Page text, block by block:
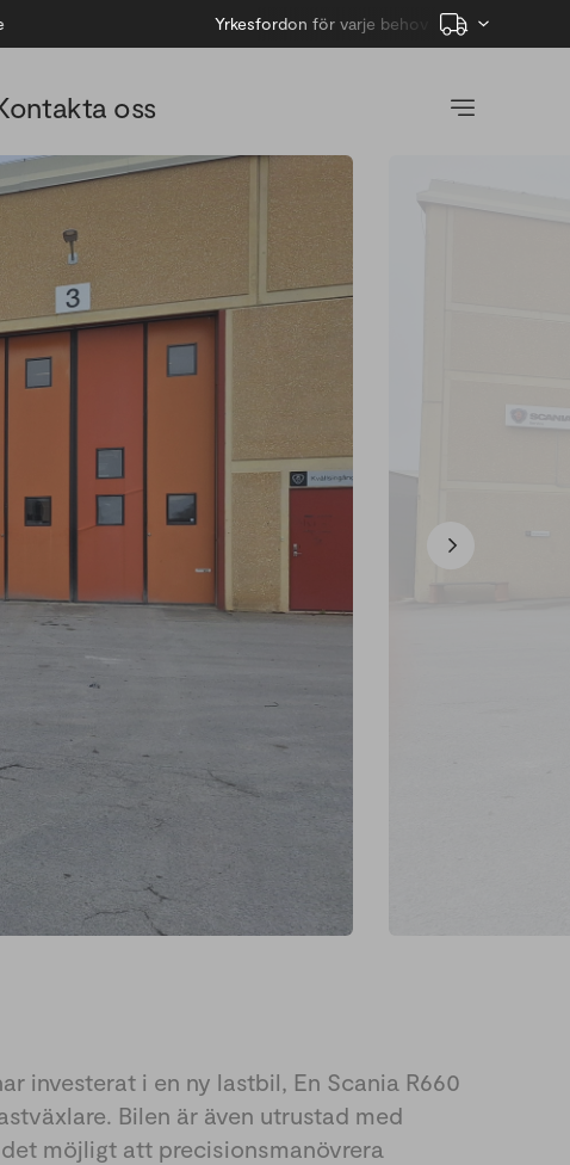
Yrkesfordon för varje behov
oss
investerat i en ny lastbil, En Scania R660
Bilen är även utrustad med
möjligt att precisionsmanövrera